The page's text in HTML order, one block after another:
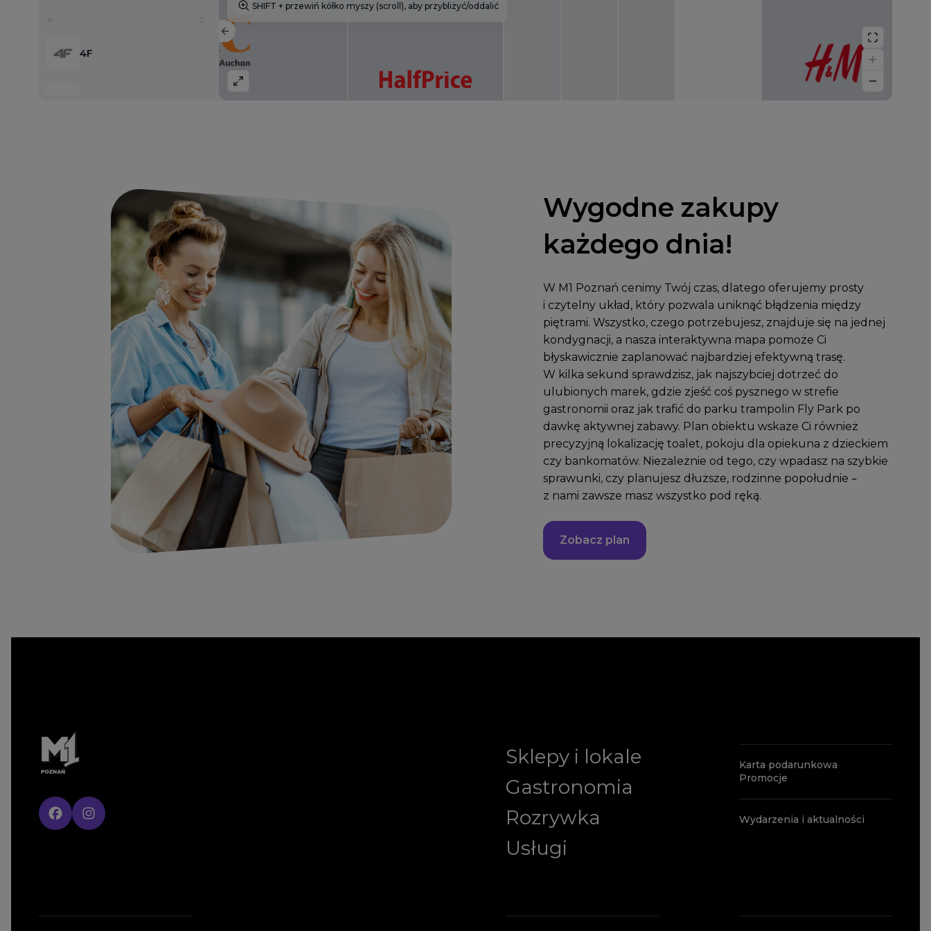
Wygodne zakupy
każdego dnia!
W M1 Poznań cenimy Twój czas, dlatego oferujemy prosty
i czytelny układ, który pozwala uniknąć błądzenia między
piętrami. Wszystko, czego potrzebujesz, znajduje się na jednej
kondygnacji, a nasza interaktywna mapa pomoże Ci
błyskawicznie zaplanować najbardziej efektywną trasę.
W kilka sekund sprawdzisz, jak najszybciej dotrzeć do
ulubionych marek, gdzie zjeść coś pysznego w strefie
gastronomii oraz jak trafić do parku trampolin Fly Park po
dawkę aktywnej zabawy. Plan obiektu wskaże Ci również
precyzyjną lokalizację toalet, pokoju dla opiekuna z dzieckiem
czy bankomatów. Niezależnie od tego, czy wpadasz na szybkie
sprawunki, czy planujesz dłuższe, rodzinne popołudnie –
z nami zawsze masz wszystko pod ręką.
Zobacz plan
Sklepy i lokale
Gastronomia
Rozrywka
Usługi
Karta podarunkowa
Promocje
Wydarzenia i aktualności